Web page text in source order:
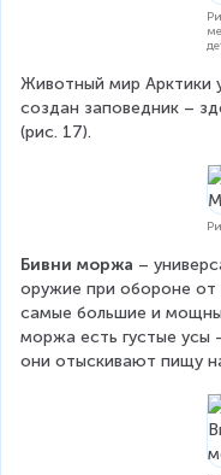
Животный мир Арктики
создан заповедник –
(рис. 17).
Бивни моржа –
оружие при обороне от
самые большие и
моржа есть густые усы
они отыскивают пищу